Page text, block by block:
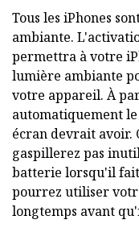
Tous les iPhones
ambiante.
permettra à votre
lumière ambiante
votre appareil. À
automatiquement
écran devrait avoir.
gaspillerez pas
batterie lorsqu'il
pourrez utiliser
longtemps avant